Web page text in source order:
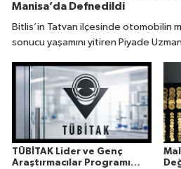
Manisa’da Defnedildi
Bitlis’in Tatvan ilçesinde otomobilin
sonucu yaşamını yitiren Piyade
TÜBİTAK Lider ve Genç
Araştırmacılar Programı